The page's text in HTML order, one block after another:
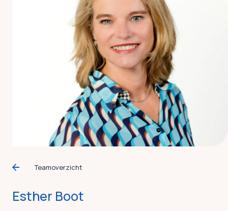
Teamoverzicht
Esther Boot